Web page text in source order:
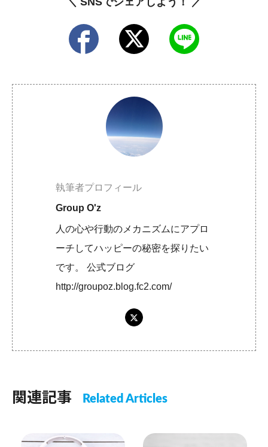
執筆者プロフィール
Group O'z
人の心や行動のメカニズムにアプロ
ーチしてハッピーの秘密を探りたい
です。 公式ブログ
http://groupoz.blog.fc2.com/
関連記事 Related Articles